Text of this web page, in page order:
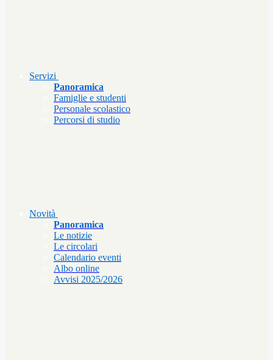
Servizi
Panoramica
Famiglie e studenti
Personale scolastico
Percorsi di studio
Novità
Panoramica
Le notizie
Le circolari
Calendario eventi
Albo online
Avvisi 2025/2026